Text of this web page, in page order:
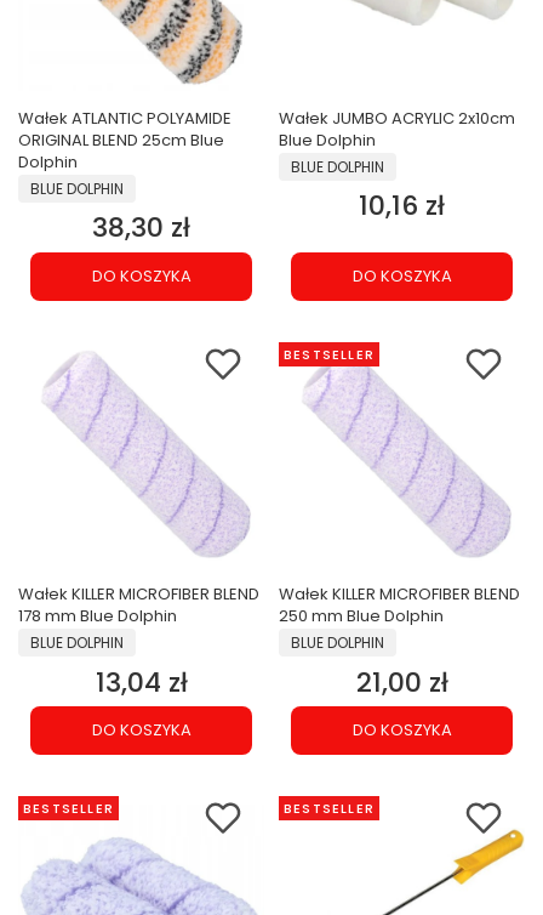
Wałek ATLANTIC POLYAMIDE
ORIGINAL BLEND 25cm Blue
Dolphin
PRODUCENT
BLUE DOLPHIN
Cena
38,30 zł
DO KOSZYKA
Wałek JUMBO ACRYLIC 2x10cm
Blue Dolphin
PRODUCENT
BLUE DOLPHIN
Cena
10,16 zł
DO KOSZYKA
Wałek KILLER MICROFIBER BLEND
178 mm Blue Dolphin
PRODUCENT
BLUE DOLPHIN
Cena
13,04 zł
DO KOSZYKA
BESTSELLER
Wałek KILLER MICROFIBER BLEND
250 mm Blue Dolphin
PRODUCENT
BLUE DOLPHIN
Cena
21,00 zł
DO KOSZYKA
BESTSELLER BESTSELLER